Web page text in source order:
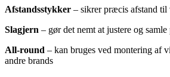
Afstandsstykker – sikrer præcis afstand til
Slagjern – gør det nemt at justere og samle
All-round – kan bruges ved montering af
andre brands